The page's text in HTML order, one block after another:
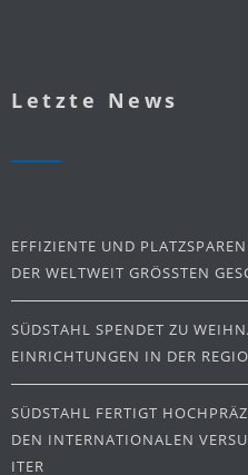
Letzte News
EFFIZIENTE UND
DER WELTWEIT GRÖSSTEN
SÜDSTAHL SPENDET ZU
EINRICHTUNGEN IN DER
SÜDSTAHL FERTIGT
DEN INTERNATIONALEN
ITER